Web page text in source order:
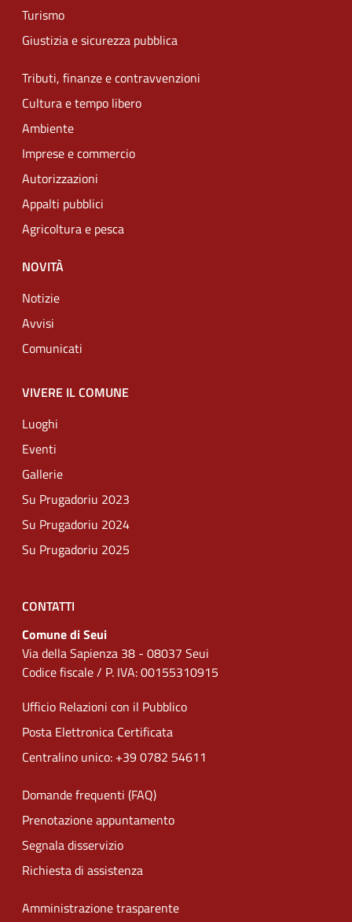
Turismo
Giustizia e sicurezza pubblica
Tributi, finanze e contravvenzioni
Cultura e tempo libero
Ambiente
Imprese e commercio
Autorizzazioni
Appalti pubblici
Agricoltura e pesca
NOVITÀ
Notizie
Avvisi
Comunicati
VIVERE IL COMUNE
Luoghi
Eventi
Gallerie
Su Prugadoriu 2023
Su Prugadoriu 2024
Su Prugadoriu 2025
CONTATTI
Comune di Seui
Via della Sapienza 38 - 08037 Seui
Codice fiscale / P. IVA: 00155310915
Ufficio Relazioni con il Pubblico
Posta Elettronica Certificata
Centralino unico: +39 0782 54611
Domande frequenti (FAQ)
Prenotazione appuntamento
Segnala disservizio
Richiesta di assistenza
Amministrazione trasparente